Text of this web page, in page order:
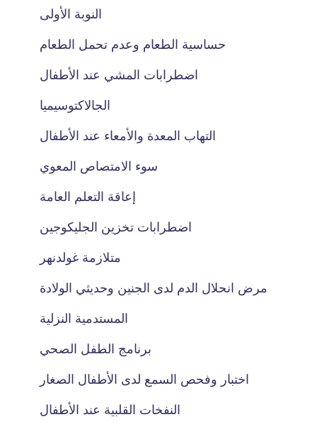
النوبة الأولى
حساسية الطعام وعدم تحمل الطعام
اضطرابات المشي عند الأطفال
الجالاكتوسيميا
التهاب المعدة والأمعاء عند الأطفال
سوء الامتصاص المعوي
إعاقة التعلم العامة
اضطرابات تخزين الجليكوجين
متلازمة غولدنهر
مرض انحلال الدم لدى الجنين وحديثي الولادة
المستدمية النزلية
برنامج الطفل الصحي
اختبار وفحص السمع لدى الأطفال الصغار
النفخات القلبية عند الأطفال